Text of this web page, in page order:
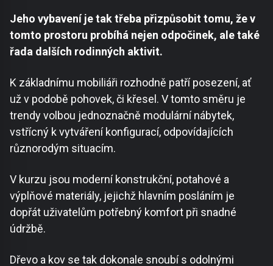
Jeho vybavení je tak třeba přizpůsobit tomu, že v
tomto prostoru probíhá nejen odpočinek, ale také
řada dalších rodinných aktivit.
K základnímu mobiliáři rozhodně patří posezení, ať
už v podobě pohovek, či křesel. V tomto směru je
trendy volbou jednoznačně modulární nábytek,
vstřícný k vytváření konfigurací, odpovídajících
různorodým situacím.
V kurzu jsou moderní konstrukční, potahové a
výplňové materiály, jejichž hlavním posláním je
dopřát uživatelům potřebný komfort při snadné
údržbě.
Dřevo a kov se tak dokonale snoubí s odolnými